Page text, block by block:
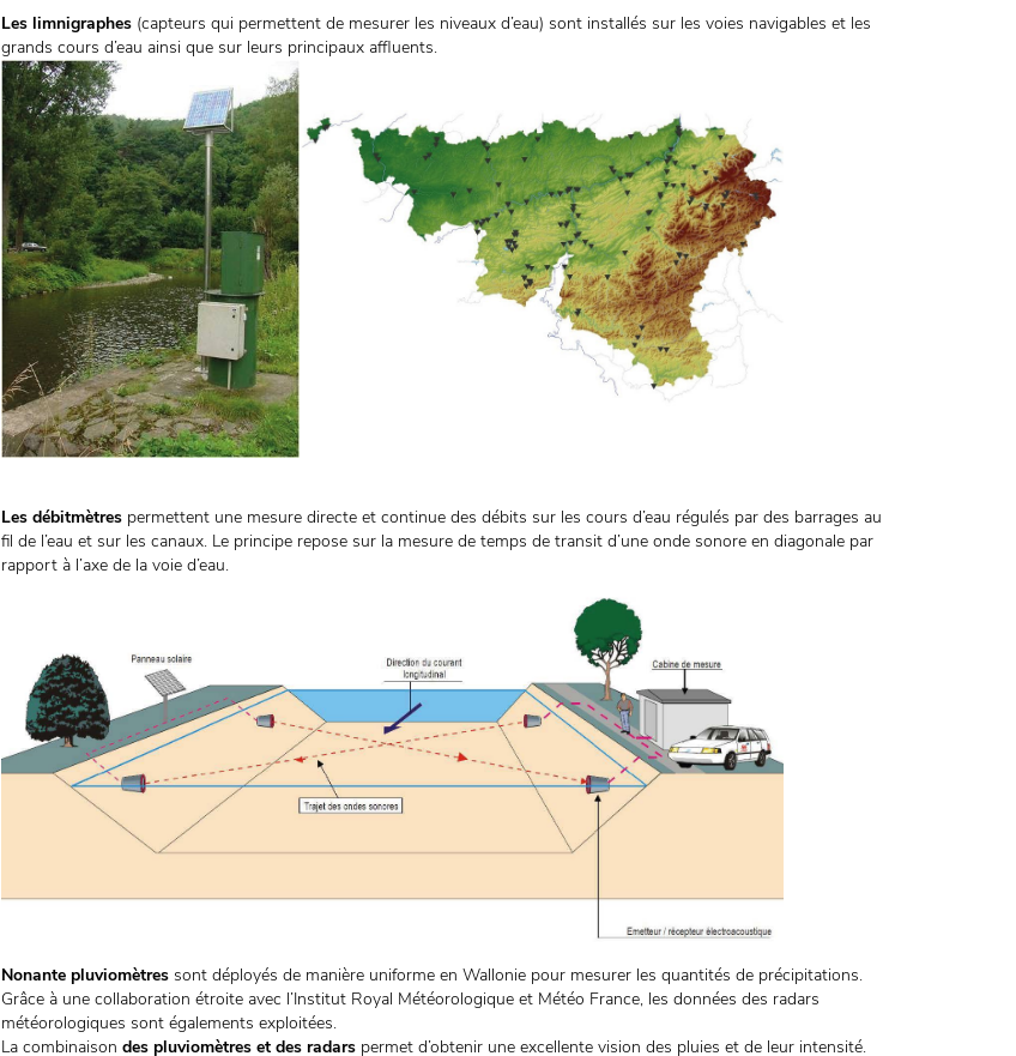
Les limnigraphes (capteurs qui permettent de mesurer les niveaux d’eau) sont installés sur les voies navigables et les
grands cours d’eau ainsi que sur leurs principaux affluents.
Les débitmètres permettent une mesure directe et continue des débits sur les cours d’eau régulés par des barrages au
fil de l’eau et sur les canaux. Le principe repose sur la mesure de temps de transit d’une onde sonore en diagonale par
rapport à l’axe de la voie d’eau.
Nonante pluviomètres sont déployés de manière uniforme en Wallonie pour mesurer les quantités de précipitations.
Grâce à une collaboration étroite avec l’Institut Royal Météorologique et Météo France, les données des radars
météorologiques sont égalements exploitées.
La combinaison des pluviomètres et des radars permet d’obtenir une excellente vision des pluies et de leur intensité.